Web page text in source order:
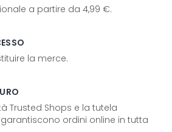
a partire da 4,99 €.
la merce.
Trusted Shops e la tutela
ordini online in tutta